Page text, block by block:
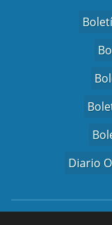
Diario